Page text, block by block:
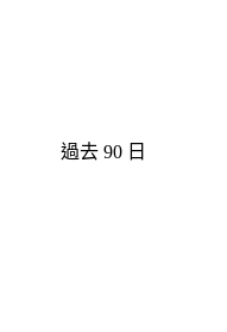
過去 90 日